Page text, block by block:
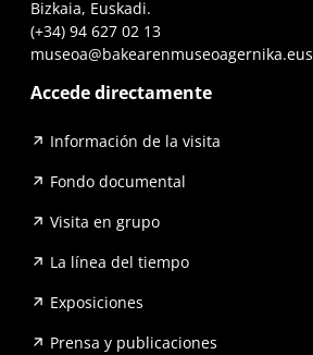
Bizkaia, Euskadi.
(+34) 94 627 02 13
museoa@bakearenmuseoagernika.eus
Accede directamente
Información de la visita
Fondo documental
Visita en grupo
La línea del tiempo
Exposiciones
Prensa y publicaciones